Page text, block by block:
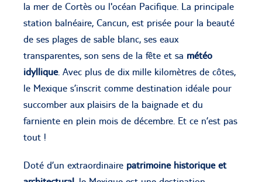
la mer de Cortès ou l'océan Pacifique. La principale
station balnéaire, Cancun, est prisée pour la beauté
de ses plages de sable blanc, ses eaux
transparentes, son sens de la fête et sa météo
idyllique. Avec plus de dix mille kilomètres de côtes,
le Mexique s’inscrit comme destination idéale pour
succomber aux plaisirs de la baignade et du
farniente en plein mois de décembre. Et ce n’est pas
tout !
Doté d’un extraordinaire patrimoine historique et